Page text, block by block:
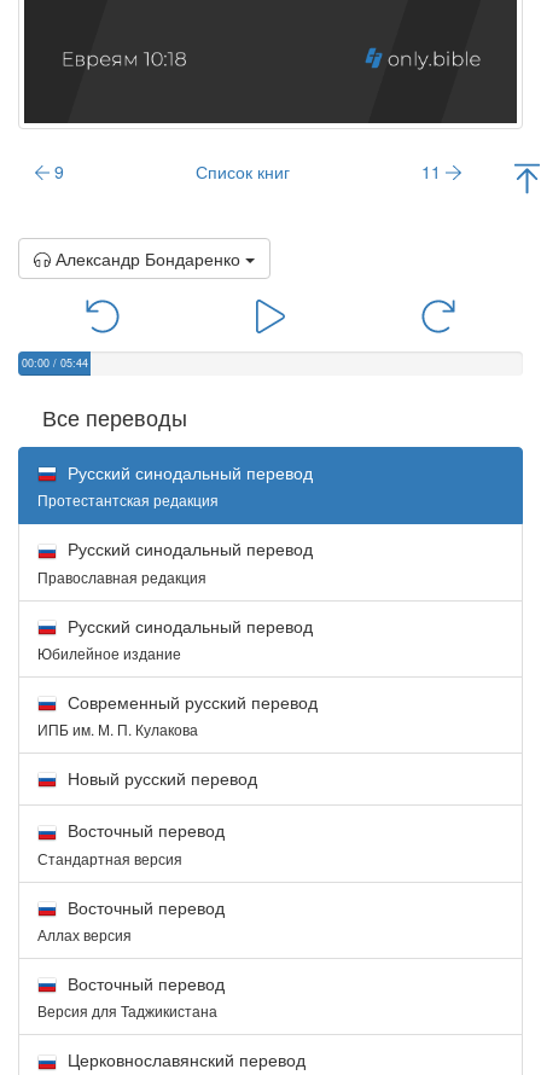
9 Список книг 11
Александр Бондаренко
00:00 / 05:44
Все переводы
Русский синодальный перевод
Протестантская редакция
Русский синодальный перевод
Православная редакция
Русский синодальный перевод
Юбилейное издание
Современный русский перевод
ИПБ им. М. П. Кулакова
Новый русский перевод
Восточный перевод
Стандартная версия
Восточный перевод
Аллах версия
Восточный перевод
Версия для Таджикистана
Церковнославянский перевод